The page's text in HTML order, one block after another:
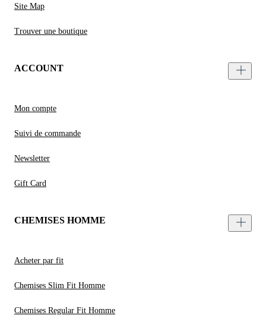
Site Map
Trouver une boutique
ACCOUNT
Mon compte
Suivi de commande
Newsletter
Gift Card
CHEMISES HOMME
Acheter par fit
Chemises Slim Fit Homme
Chemises Regular Fit Homme